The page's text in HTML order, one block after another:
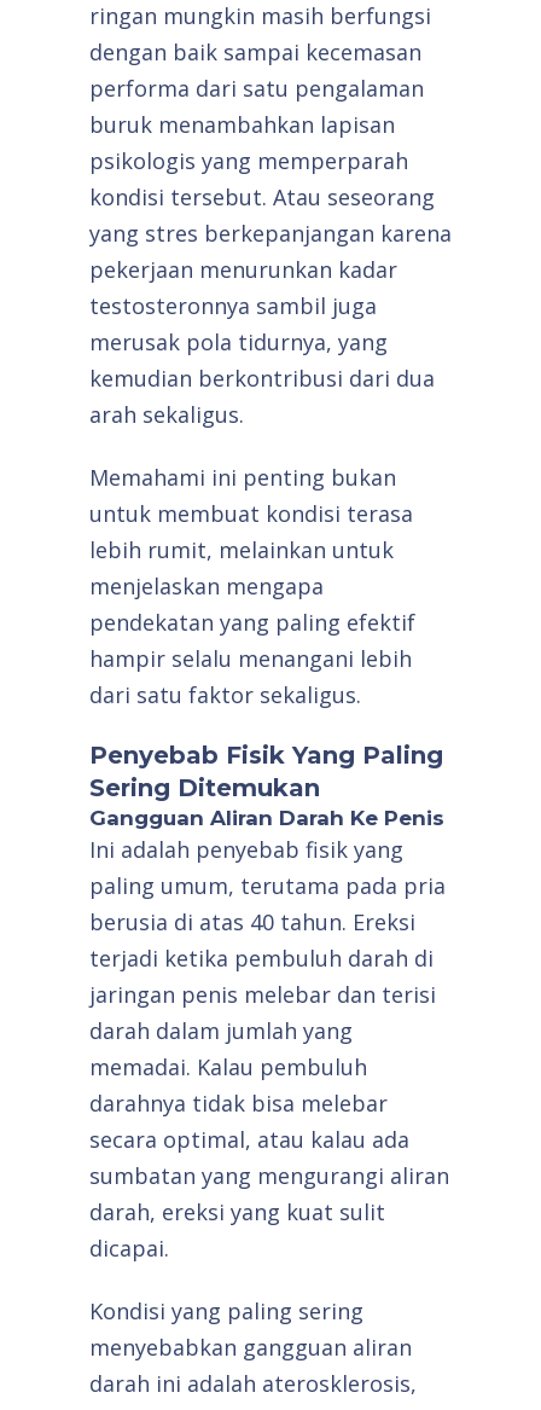
ringan mungkin masih berfungsi
dengan baik sampai kecemasan
performa dari satu pengalaman
buruk menambahkan lapisan
psikologis yang memperparah
kondisi tersebut. Atau seseorang
yang stres berkepanjangan karena
pekerjaan menurunkan kadar
testosteronnya sambil juga
merusak pola tidurnya, yang
kemudian berkontribusi dari dua
arah sekaligus.
Memahami ini penting bukan
untuk membuat kondisi terasa
lebih rumit, melainkan untuk
menjelaskan mengapa
pendekatan yang paling efektif
hampir selalu menangani lebih
dari satu faktor sekaligus.
Penyebab Fisik Yang Paling
Sering Ditemukan
Gangguan Aliran Darah Ke Penis
Ini adalah penyebab fisik yang
paling umum, terutama pada pria
berusia di atas 40 tahun. Ereksi
terjadi ketika pembuluh darah di
jaringan penis melebar dan terisi
darah dalam jumlah yang
memadai. Kalau pembuluh
darahnya tidak bisa melebar
secara optimal, atau kalau ada
sumbatan yang mengurangi aliran
darah, ereksi yang kuat sulit
dicapai.
Kondisi yang paling sering
menyebabkan gangguan aliran
darah ini adalah aterosklerosis,